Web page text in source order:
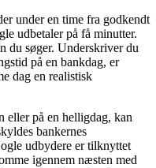
under en time fra godkendt
udbetaler på få minutter.
du søger. Underskriver du
på en bankdag, er
dag en realistisk
eller på en helligdag, kan
bankernes
udbydere er tilknyttet
igennem næsten med